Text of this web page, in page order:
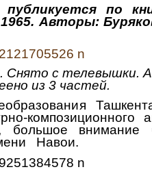
по
Авторы:
Снято с телевышки.
из 3 частей.
большое внимание
Навои.